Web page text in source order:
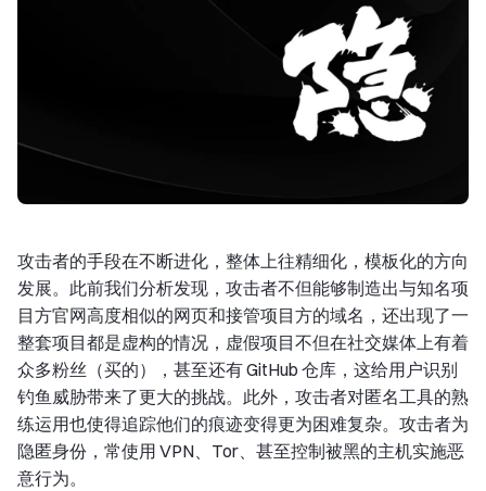
攻击者的手段在不断进化，整体上往精细化，模板化的方向
发展。此前我们分析发现，攻击者不但能够制造出与知名项
目方官网高度相似的网页和接管项目方的域名，还出现了一
整套项目都是虚构的情况，虚假项目不但在社交媒体上有着
众多粉丝（买的），甚至还有 GitHub 仓库，这给用户识别
钓鱼威胁带来了更大的挑战。此外，攻击者对匿名工具的熟
练运用也使得追踪他们的痕迹变得更为困难复杂。攻击者为
隐匿身份，常使用 VPN、Tor、甚至控制被黑的主机实施恶
意行为。